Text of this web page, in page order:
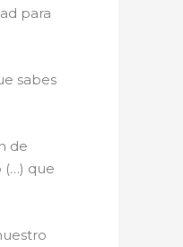
para
sabes
de
(…) que